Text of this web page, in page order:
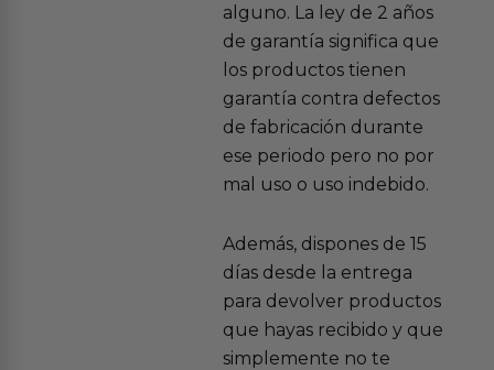
alguno. La ley de 2 años
de garantía significa que
los productos tienen
garantía contra defectos
de fabricación durante
ese periodo pero no por
mal uso o uso indebido.
Además, dispones de 15
días desde la entrega
para devolver productos
que hayas recibido y que
simplemente no te